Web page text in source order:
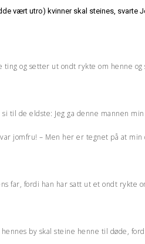
vært utro) kvinner skal steines, svarte
og setter ut ondt rykte om henne og
til de eldste: Jeg ga denne mannen
jomfru! – Men her er tegnet på at
far, fordi han har satt ut et ondt rykte
by skal steine henne til døde,